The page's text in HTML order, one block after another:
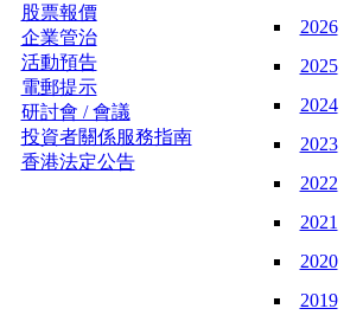
股票報價
企業管治
活動預告
電郵提示
研討會 / 會議
投資者關係服務指南
香港法定公告
2026
2025
2024
2023
2022
2021
2020
2019